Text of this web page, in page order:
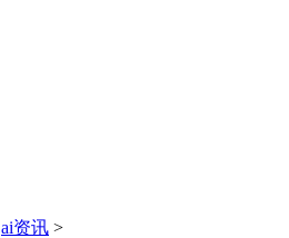
ai资讯 >